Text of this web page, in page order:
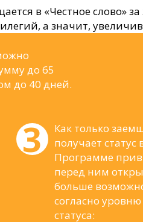
в «Честное слово»
а значит,
до 65
до 40 дней.
Как только
получает статус
Программе
перед ним
больше
согласно уровню
статуса: